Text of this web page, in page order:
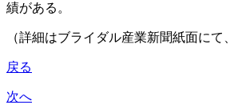
績がある。
（詳細はブライダル産業新聞紙面にて
戻る
次へ